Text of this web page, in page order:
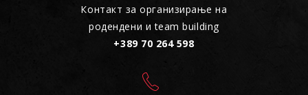
Контакт за организирање на
родендени и team building
+389 70 264 598